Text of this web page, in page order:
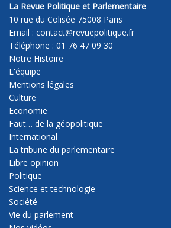
La Revue Politique et Parlementaire
10 rue du Colisée 75008 Paris
Email : contact@revuepolitique.fr
Téléphone : 01 76 47 09 30
Notre Histoire
L'équipe
Mentions légales
Culture
Economie
Faut… de la géopolitique
International
La tribune du parlementaire
Libre opinion
Politique
Science et technologie
Société
Vie du parlement